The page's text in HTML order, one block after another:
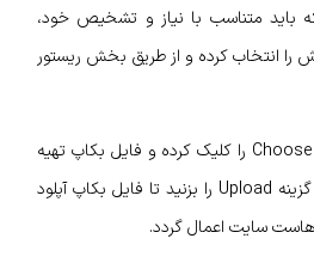
باید متناسب با نیاز و تشخیص خود،
را انتخاب کرده و از طریق بخش ریستور
۵- در گام بعدی، گزینه Choose file را کلیک کرده و فایل بکاپ تهیه
شده را انتخاب کنید. سپس گزینه Upload را بزنید تا فایل بکاپ آپلود
سایت اعمال گردد.